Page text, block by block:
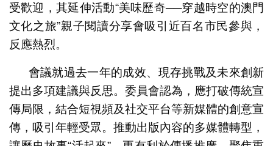
受歡迎，其延伸活動“美味歷奇──穿越時空的澳門
文化之旅”親子閱讀分享會吸引近百名市民參與，
反應熱烈。
會議就過去一年的成效、現存挑戰及未來創新
提出多項建議與反思。委員會認為，應打破傳統宣
傳局限，結合短視頻及社交平台等新媒體的創意宣
傳，吸引年輕受眾。推動出版內容的多媒體轉型，